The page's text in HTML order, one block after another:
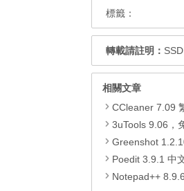
標籤：
轉載請註明：
相關文章
CCleaner 7.09 繁
3uTools 9.06，免費蘋
Greenshot 1.2.10.6
Poedit 3.9.1 中
Notepad++